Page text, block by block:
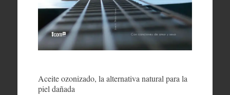
Aceite ozonizado, la alternativa natural para la
piel dañada